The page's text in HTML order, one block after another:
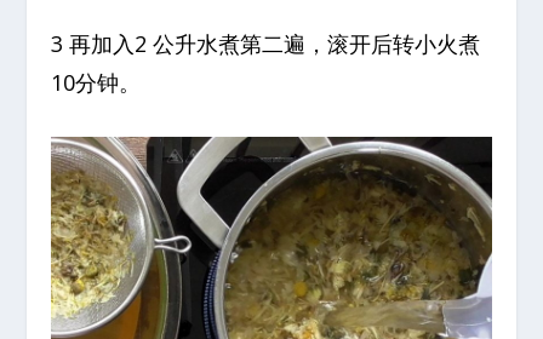
3 再加入2 公升水煮第二遍，滚开后转小火煮
10分钟。